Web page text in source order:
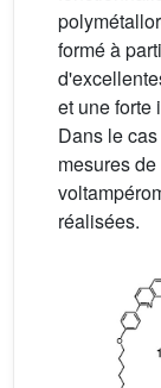
formé à
et une forte
Dans le
mesures
réalisées.